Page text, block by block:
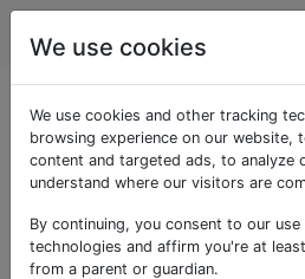
Als «java-
getaggte
Das Paket java.io blockiert die
über Datenströme,
We use cookies
We use cookies and other tracking
browsing experience on our website,
content and targeted ads, to analyze
understand where our visitors are
By continuing, you consent to our
technologies and affirm you're at
from a parent or guardian.